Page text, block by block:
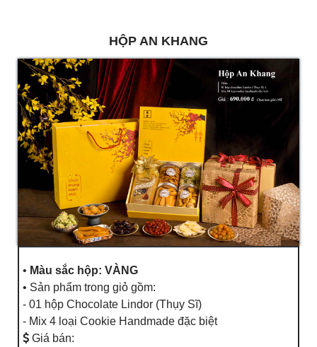
HỘP AN KHANG
• Màu sắc hộp: VÀNG
• Sản phẩm trong giỏ gồm:
- 01 hộp Chocolate Lindor (Thụy Sĩ)
- Mix 4 loại Cookie Handmade đặc biệt
Giá bán: